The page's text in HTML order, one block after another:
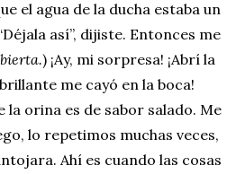
el agua de la ducha estaba un
así”, dijiste. Entonces me
) ¡Ay, mi sorpresa! ¡Abrí la
me cayó en la boca!
la orina es de sabor salado. Me
lo repetimos muchas veces,
Ahí es cuando las cosas